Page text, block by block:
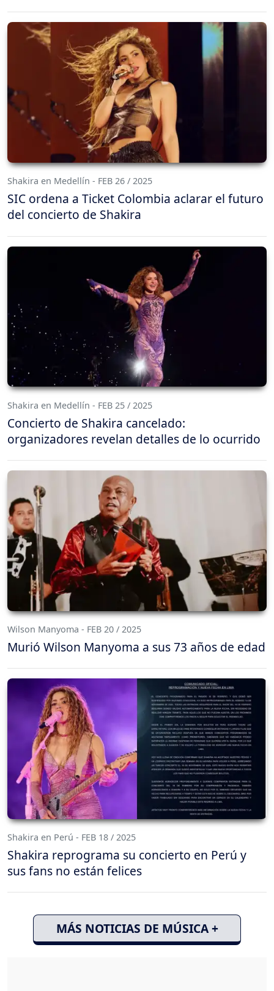
Shakira en Medellín - FEB 26 / 2025
SIC ordena a Ticket Colombia aclarar el futuro
del concierto de Shakira
Shakira en Medellín - FEB 25 / 2025
Concierto de Shakira cancelado:
organizadores revelan detalles de lo ocurrido
Wilson Manyoma - FEB 20 / 2025
Murió Wilson Manyoma a sus 73 años de edad
Shakira en Perú - FEB 18 / 2025
Shakira reprograma su concierto en Perú y
sus fans no están felices
MÁS NOTICIAS DE MÚSICA +